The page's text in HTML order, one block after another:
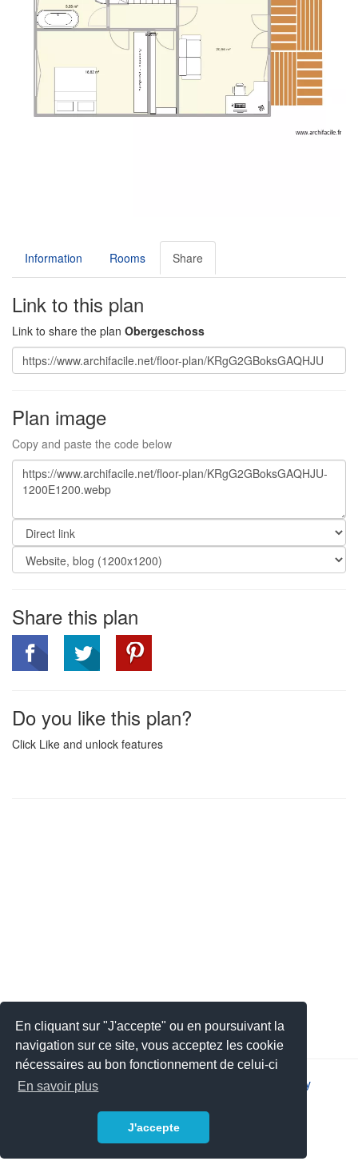
En cliquant sur "J'accepte" ou en poursuivant la
navigation sur ce site, vous acceptez les cookie
nécessaires au bon fonctionnement de celui-ci
En savoir plus
J'accepte
Information Rooms Share
Link to this plan
Link to share the plan Obergeschoss
Plan image
Copy and paste the code below
Share this plan
Do you like this plan?
Click Like and unlock features
2026 © JSYS | Privacy policy